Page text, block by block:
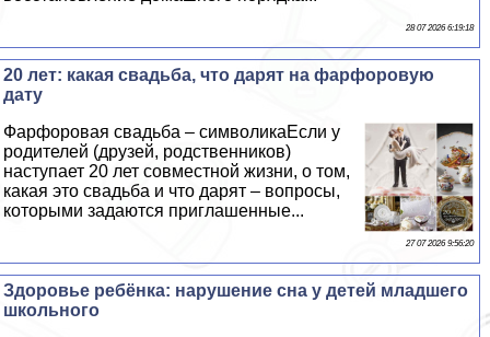
28 07 2026 6:19:18
20 лет: какая свадьба, что дарят на фарфоровую
дату
Фарфоровая свадьба – символикаЕсли у
родителей (друзей, родственников)
наступает 20 лет совместной жизни, о том,
какая это свадьба и что дарят – вопросы,
которыми задаются приглашенные...
27 07 2026 9:56:20
Здоровье ребёнка: нарушение сна у детей младшего
школьного